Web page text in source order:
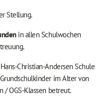
Stellung.
in allen Schulwochen
Christian-Andersen Schule
im Alter von
/ OGS-Klassen betreut.